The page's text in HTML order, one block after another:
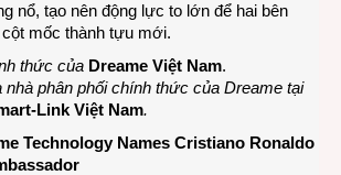
nổ, tạo nên động lực to lớn để hai bên
mốc thành tựu mới.
thức của Dreame Việt Nam.
nhà phân phối chính thức của Dreame tại
Link Việt Nam.
Technology Names Cristiano Ronaldo